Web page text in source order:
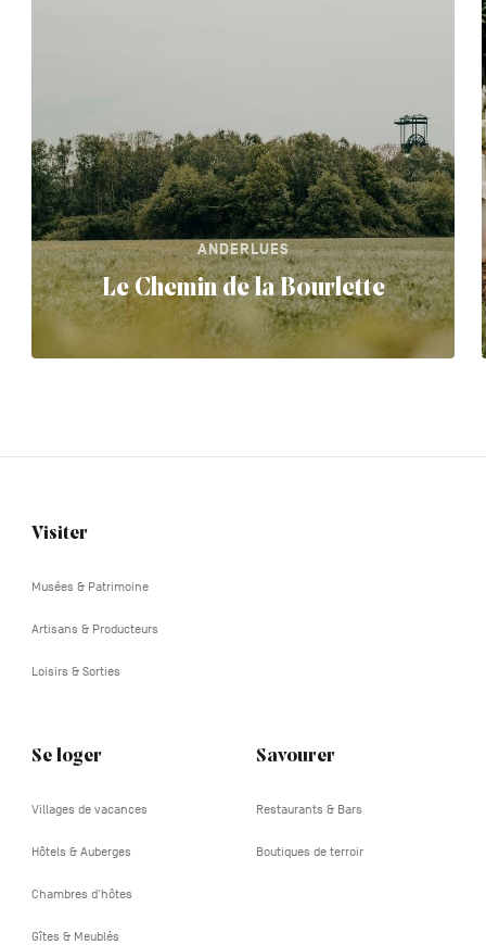
ANDERLUES
Le Chemin de la Bourlette
Navigation
Visiter
Musées & Patrimoine
Artisans & Producteurs
Loisirs & Sorties
Se loger
Villages de vacances
Hôtels & Auberges
Chambres d'hôtes
Gîtes & Meublés
Savourer
Restaurants & Bars
Boutiques de terroir